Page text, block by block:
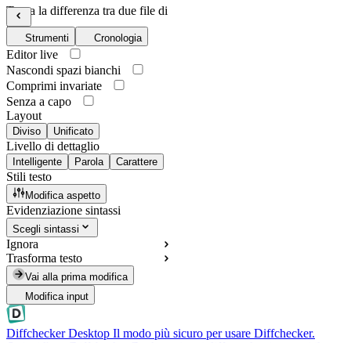
Trova la differenza tra due file di
testo
Strumenti Cronologia
Editor live
Nascondi spazi bianchi
Comprimi invariate
Senza a capo
Layout
Diviso Unificato
Livello di dettaglio
Intelligente Parola Carattere
Stili testo
Modifica aspetto
Evidenziazione sintassi
Scegli sintassi
Ignora
Trasforma testo
Vai alla prima modifica
Modifica input
Diffchecker Desktop Il modo più sicuro per usare Diffchecker.